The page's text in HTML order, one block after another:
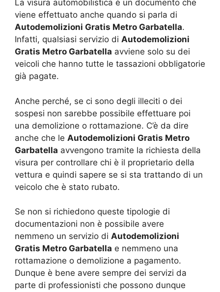
La visura automobilistica è un documento che
viene effettuato anche quando si parla di
Autodemolizioni Gratis Metro Garbatella.
Infatti, qualsiasi servizio di Autodemolizioni
Gratis Metro Garbatella avviene solo su dei
veicoli che hanno tutte le tassazioni obbligatorie
già pagate.
Anche perché, se ci sono degli illeciti o dei
sospesi non sarebbe possibile effettuare poi
una demolizione o rottamazione. C’è da dire
anche che le Autodemolizioni Gratis Metro
Garbatella avvengono tramite la richiesta della
visura per controllare chi è il proprietario della
vettura e quindi sapere se si sta trattando di un
veicolo che è stato rubato.
Se non si richiedono queste tipologie di
documentazioni non è possibile avere
nemmeno un servizio di Autodemolizioni
Gratis Metro Garbatella e nemmeno una
rottamazione o demolizione a pagamento.
Dunque è bene avere sempre dei servizi da
parte di professionisti che possono dunque